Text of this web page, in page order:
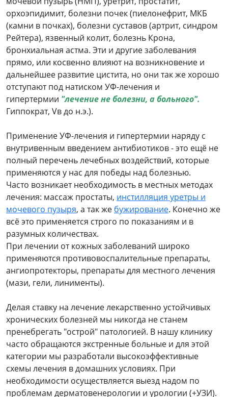
орхоэпидимит, болезни почек (пиелонефрит, МКБ
(камни в почках), болезни суставов (артрит, синдром
Рейтера), язвенный колит, болезнь Крона,
бронхиальная астма. Эти и другие заболевания
прямо, или косвенно влияют на возникновение и
дальнейшее развитие цистита, но они так же хорошо
отступают под натиском УФ-лечения и
гипертермии "лечение не болезни, а больного".
Гиппократ, Vв до н.э.).
Применение УФ-лечения и гипертермии наряду с
внутривенным введением антибиотиков - это ещё не
полный перечень лечебных воздействий, которые
применяются у нас для победы над болезнью.
Часто возникает необходимость в местных методах
лечения: массаж простаты, инстилляция уретры и
мочевого пузыря, а так же бужирование. Конечно же
всё это применяется строго по показаниям и в
разумных количествах.
При лечении от кожных заболеваний широко
применяются противовоспалительные препараты,
ангиопротекторы, препараты для местного лечения
(мази, гели, линименты).
Делая ставку на лечение лекарственно устойчивых
хронических болезней мы никогда не станем
пренебрегать "острой" патологией. В нашу клинику
часто обращаются экстренные больные и для этой
категории мы разработали высокоэффективные
схемы лечения в домашних условиях. При
необходимости осуществляется выезд надом по
проблемам дерматовенерологии и урологии (+УЗИ).